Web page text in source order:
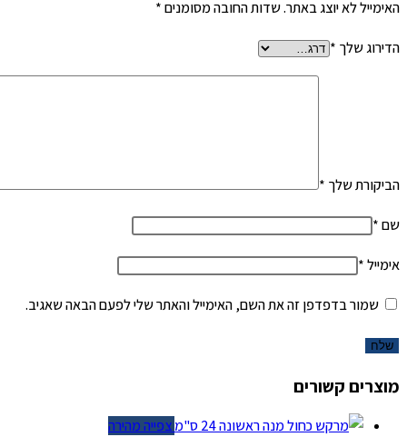
האימייל לא יוצג באתר.שדות החובה מסומנים*
הדירוג שלך*
הביקורת שלך*
שם*
אימייל*
שמור בדפדפן זה את השם, האימייל והאתר שלי לפעם הבאה שאגיב.
מוצרים קשורים
צפייה מהירה